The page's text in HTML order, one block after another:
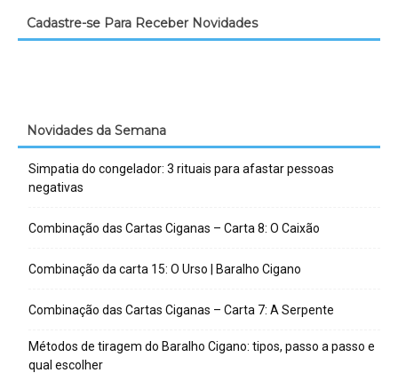
Cadastre-se Para Receber Novidades
Novidades da Semana
Simpatia do congelador: 3 rituais para afastar pessoas
negativas
Combinação das Cartas Ciganas – Carta 8: O Caixão
Combinação da carta 15: O Urso | Baralho Cigano
Combinação das Cartas Ciganas – Carta 7: A Serpente
Métodos de tiragem do Baralho Cigano: tipos, passo a passo e
qual escolher